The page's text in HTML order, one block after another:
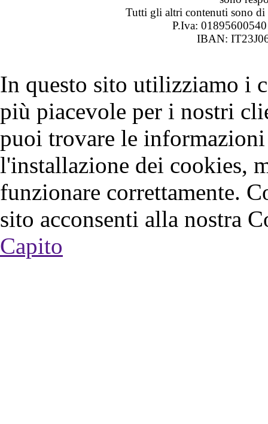
Tutti gli altri contenuti sono
P.Iva:
IBAN:
In questo sito utilizziamo i
più piacevole per i nostri
puoi trovare le
l'installazione dei cookies,
funzionare correttamente.
sito acconsenti alla nostra
Capito